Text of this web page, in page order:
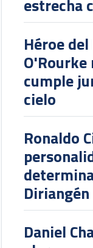
estrecha
Héroe
cumple
cielo
Ronaldo
Diriangén
Daniel